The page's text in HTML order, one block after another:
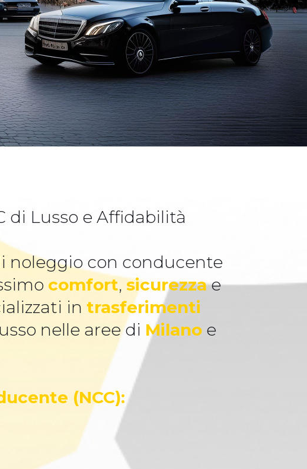
di Lusso e Affidabilità
noleggio con conducente
comfort, sicurezzae
in trasferimenti
nelle aree di Milanoe
(NCC):